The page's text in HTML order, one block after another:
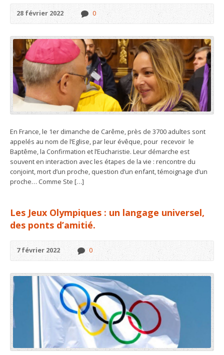
28 février 2022 0
En France, le 1er dimanche de Carême, près de 3700 adultes sont
appelés au nom de l’Eglise, par leur évêque, pour recevoir le
Baptême, la Confirmation et l’Eucharistie. Leur démarche est
souvent en interaction avec les étapes de la vie : rencontre du
conjoint, mort d’un proche, question d’un enfant, témoignage d’un
proche… Comme Ste […]
Les Jeux Olympiques : un langage universel,
des ponts d’amitié.
7 février 2022 0